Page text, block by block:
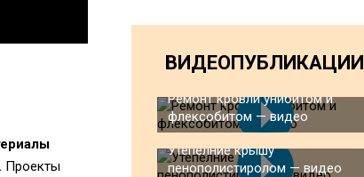
Проекты
ВИДЕОПУБЛИКАЦИИ
Ремонт кровли унибитом и
флексобитом — видео
Утепелние крышу
пенополистиролом — видео